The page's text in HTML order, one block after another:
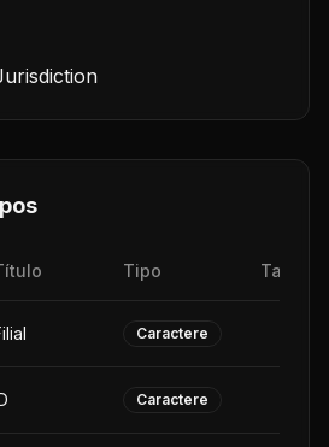
Tipo
Caractere
Caractere